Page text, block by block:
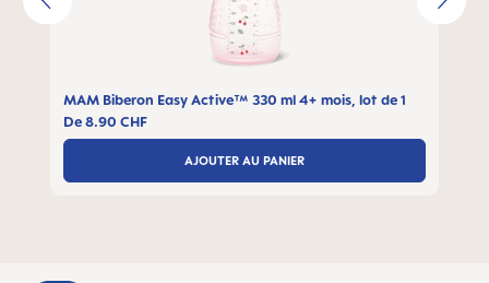
MAM Biberon Easy Active™ 330 ml 4+ mois, lot de 1
De8.90 CHF
AJOUTER AU PANIER